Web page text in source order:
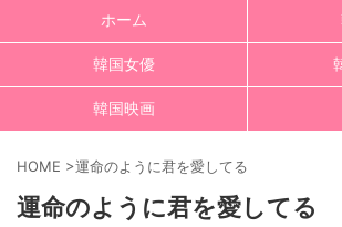
ホーム
韓国女優
韓国映画
HOME >運命のように君を愛してる
運命のように君を愛してる